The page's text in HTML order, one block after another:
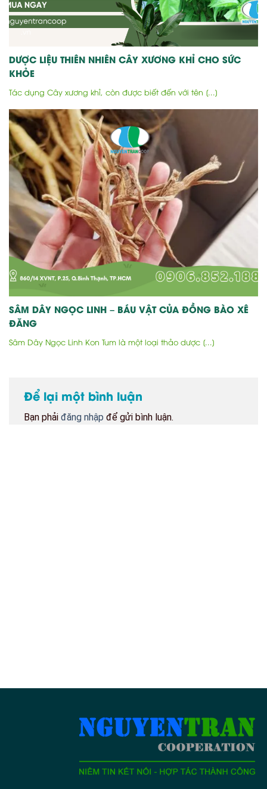
DƯỢC LIỆU THIÊN NHIÊN CÂY XƯƠNG KHỈ CHO SỨC
KHỎE
Tác dụng Cây xương khỉ, còn được biết đến với tên [...]
SÂM DÂY NGỌC LINH – BÁU VẬT CỦA ĐỒNG BÀO XÊ
ĐĂNG
Sâm Dây Ngọc Linh Kon Tum là một loại thảo dược [...]
Để lại một bình luận
Bạn phải đăng nhập để gửi bình luận.